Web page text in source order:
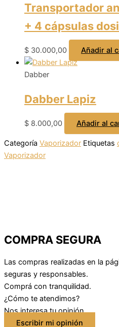
Transportador
+ 4 cápsulas
$ 30.000,00 Añadir al
Dabber
Dabber Lapiz
$ 8.000,00 Añadir al
Categoría Vaporizador Etiquetas
Vaporizador
COMPRA SEGURA
Las compras realizadas en la
seguras y responsables.
Comprá con tranquilidad.
¿Cómo te atendimos?
Nos interesa tu opinión
Escribir mi opinión